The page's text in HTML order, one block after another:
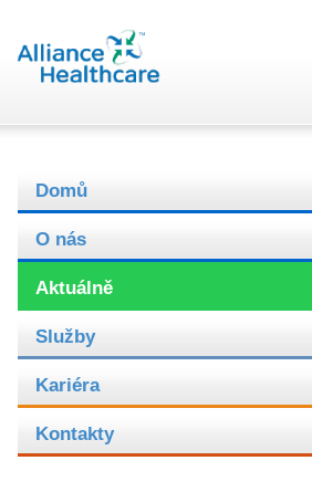
Domů
O nás
Aktuálně
Služby
Kariéra
Kontakty